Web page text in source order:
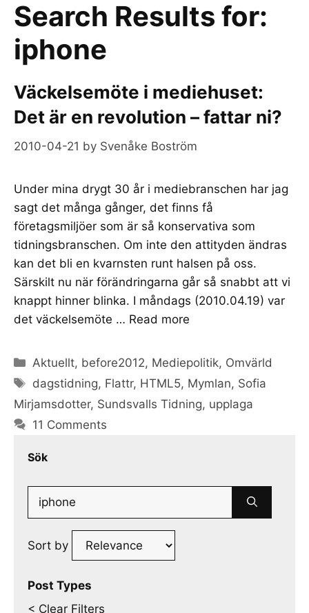
Search Results for:
iphone
Väckelsemöte i mediehuset:
Det är en revolution – fattar ni?
2010-04-21 by Svenåke Boström
Under mina drygt 30 år i mediebranschen har jag
sagt det många gånger, det finns få
företagsmiljöer som är så konservativa som
tidningsbranschen. Om inte den attityden ändras
kan det bli en kvarnsten runt halsen på oss.
Särskilt nu när förändringarna går så snabbt att vi
knappt hinner blinka. I måndags (2010.04.19) var
det väckelsemöte … Read more
Categories
Aktuellt, before2012, Mediepolitik, Omvärld
Tags
dagstidning, Flattr, HTML5, Mymlan, Sofia
Mirjamsdotter, Sundsvalls Tidning, upplaga
11 Comments
Sök
Search
for:
Sort by
Post Types
< Clear Filters